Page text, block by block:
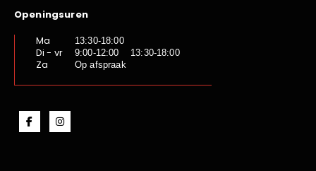
Openingsuren
Ma
13:30-18:00
Di - vr 9:00-12:00 13:30-18:00
Za Op afspraak